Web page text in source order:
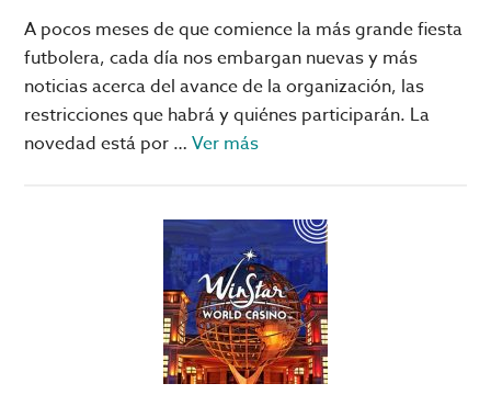
A pocos meses de que comience la más grande fiesta
futbolera, cada día nos embargan nuevas y más
noticias acerca del avance de la organización, las
restricciones que habrá y quiénes participarán. La
novedad está por …Ver másacerca
1930,
el
primer
mundial
de
la